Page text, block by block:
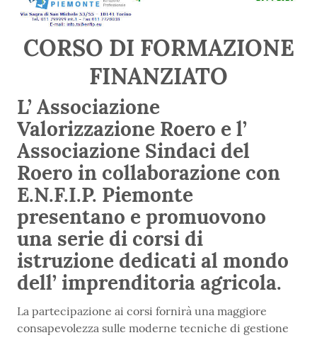
CORSO DI FORMAZIONE
FINANZIATO
L’ Associazione
Valorizzazione Roero e l’
Associazione Sindaci del
Roero in collaborazione con
E.N.F.I.P. Piemonte
presentano e promuovono
una serie di corsi di
istruzione dedicati al mondo
dell’ imprenditoria agricola.
La partecipazione ai corsi fornirà una maggiore
consapevolezza sulle moderne tecniche di gestione